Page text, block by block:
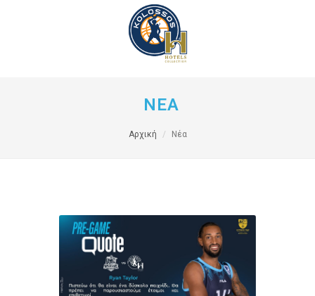
ΝΕΑ
Αρχική Νέα